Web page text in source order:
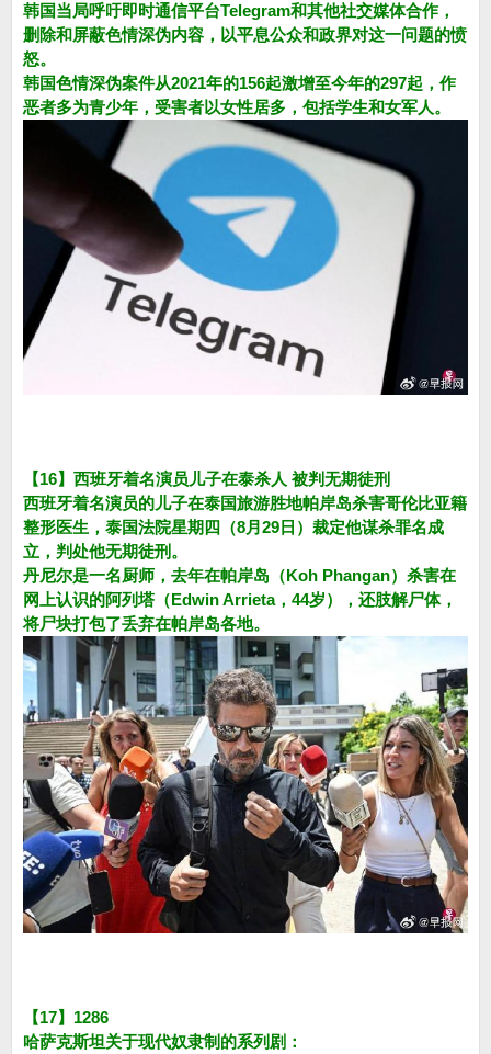
韩国当局呼吁即时通信平台Telegram和其他社交媒体合作，
删除和屏蔽色情深伪内容，以平息公众和政界对这一问题的愤
怒。
韩国色情深伪案件从2021年的156起激增至今年的297起，作
恶者多为青少年，受害者以女性居多，包括学生和女军人。
【16】西班牙着名演员儿子在泰杀人 被判无期徒刑
西班牙着名演员的儿子在泰国旅游胜地帕岸岛杀害哥伦比亚籍
整形医生，泰国法院星期四（8月29日）裁定他谋杀罪名成
立，判处他无期徒刑。
丹尼尔是一名厨师，去年在帕岸岛（Koh Phangan）杀害在
网上认识的阿列塔（Edwin Arrieta，44岁），还肢解尸体，
将尸块打包了丢弃在帕岸岛各地。
【17】1286
哈萨克斯坦关于现代奴隶制的系列剧：